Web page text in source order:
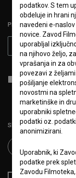
PRIJAVITE SE NA BSF
Sprejemam splošne
obdelavo osebnih
Sledite nam na:
podatkov. S tem
obdeluje in hrani
navedeni e-
novice. Zavod
uporabljal
na njihovo željo,
vprašanja in za
povezavi z
pošiljanje
novostmi na
marketinške in
uporabniki
podatki oz.
anonimizirani.
Uporabnik, ki
podatke prek
Zavodu